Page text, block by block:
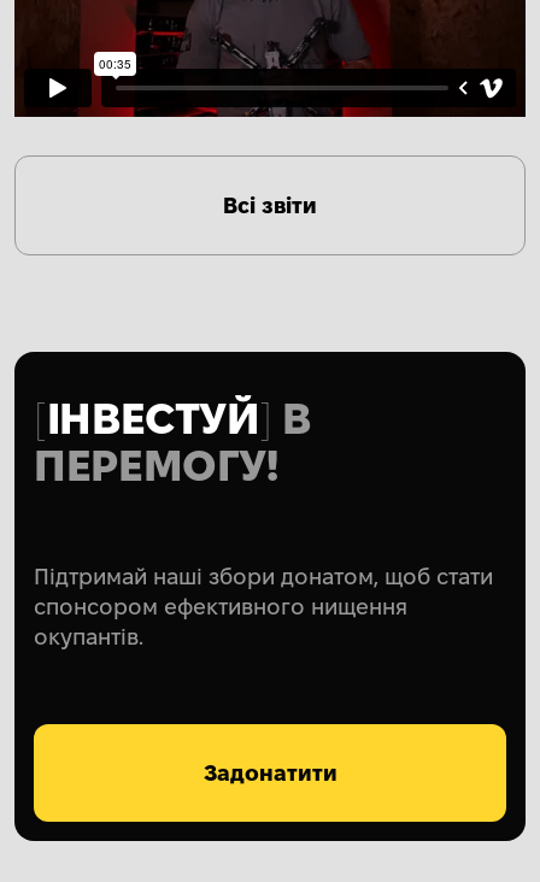
Всі звіти
ІНВЕСТУЙ В
ПЕРЕМОГУ!
Підтримай наші збори донатом, щоб стати
спонсором ефективного нищення
окупантів.
Задонатити